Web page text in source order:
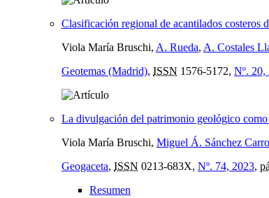
Clasificación regional de acantilados costeros
Viola María Bruschi, A. Rueda, A. Costales
Geotemas (Madrid), ISSN 1576-5172, Nº. 20,
La divulgación del patrimonio geológico
Viola María Bruschi, Miguel Á. Sánchez Carro
Geogaceta, ISSN 0213-683X, Nº. 74, 2023,
Resumen